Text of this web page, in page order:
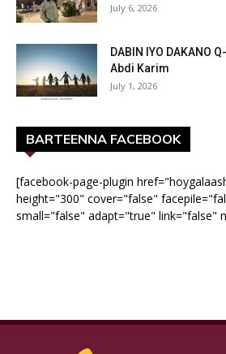
July 6, 2026
DABIN IYO DAKANO
Abdi Karim
July 1, 2026
BARTEENNA FACEBOOK
[facebook-page-plugin
height="300" cover="false"
small="false" adapt="true" link="false"